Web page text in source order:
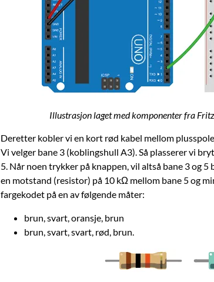
Illustrasjon laget med komponenter fra
Deretter kobler vi en kort rød kabel mellom
Vi velger bane 3 (koblingshull A3). Så plasserer vi
5. Når noen trykker på knappen, vil altså bane 3 og
en motstand (resistor) på 10 kΩ mellom bane 5 og
fargekodet på en av følgende måter:
brun, svart, oransje, brun
brun, svart, svart, rød, brun.